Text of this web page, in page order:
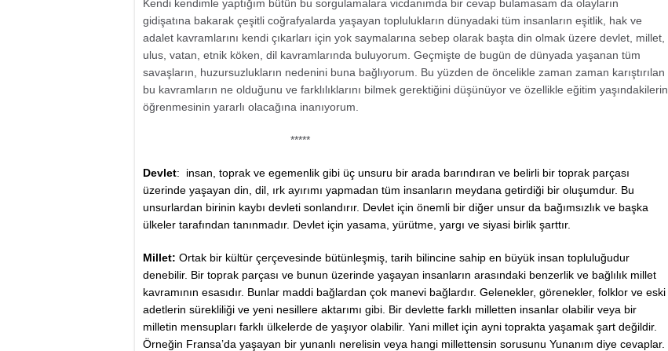
Kendi kendimle yaptığım bütün bu sorgulamalara vicdanımda bir cevap bulamasam da olayların
gidişatına bakarak çeşitli coğrafyalarda yaşayan toplulukların dünyadaki tüm insanların eşitlik, hak ve
adalet kavramlarını kendi çıkarları için yok saymalarına sebep olarak başta din olmak üzere devlet, millet,
ulus, vatan, etnik köken, dil kavramlarında buluyorum. Geçmişte de bugün de dünyada yaşanan tüm
savaşların, huzursuzlukların nedenini buna bağlıyorum. Bu yüzden de öncelikle zaman zaman karıştırılan
bu kavramların ne olduğunu ve farklılıklarını bilmek gerektiğini düşünüyor ve özellikle eğitim yaşındakilerin
öğrenmesinin yararlı olacağına inanıyorum.
*****
Devlet: insan, toprak ve egemenlik gibi üç unsuru bir arada barındıran ve belirli bir toprak parçası
üzerinde yaşayan din, dil, ırk ayırımı yapmadan tüm insanların meydana getirdiği bir oluşumdur. Bu
unsurlardan birinin kaybı devleti sonlandırır. Devlet için önemli bir diğer unsur da bağımsızlık ve başka
ülkeler tarafından tanınmadır. Devlet için yasama, yürütme, yargı ve siyasi birlik şarttır.
Millet: Ortak bir kültür çerçevesinde bütünleşmiş, tarih bilincine sahip en büyük insan topluluğudur
denebilir. Bir toprak parçası ve bunun üzerinde yaşayan insanların arasındaki benzerlik ve bağlılık millet
kavramının esasıdır. Bunlar maddi bağlardan çok manevi bağlardır. Gelenekler, görenekler, folklor ve eski
adetlerin sürekliliği ve yeni nesillere aktarımı gibi. Bir devlette farklı milletten insanlar olabilir veya bir
milletin mensupları farklı ülkelerde de yaşıyor olabilir. Yani millet için ayni toprakta yaşamak şart değildir.
Örneğin Fransa’da yaşayan bir yunanlı nerelisin veya hangi millettensin sorusunu Yunanım diye cevaplar.